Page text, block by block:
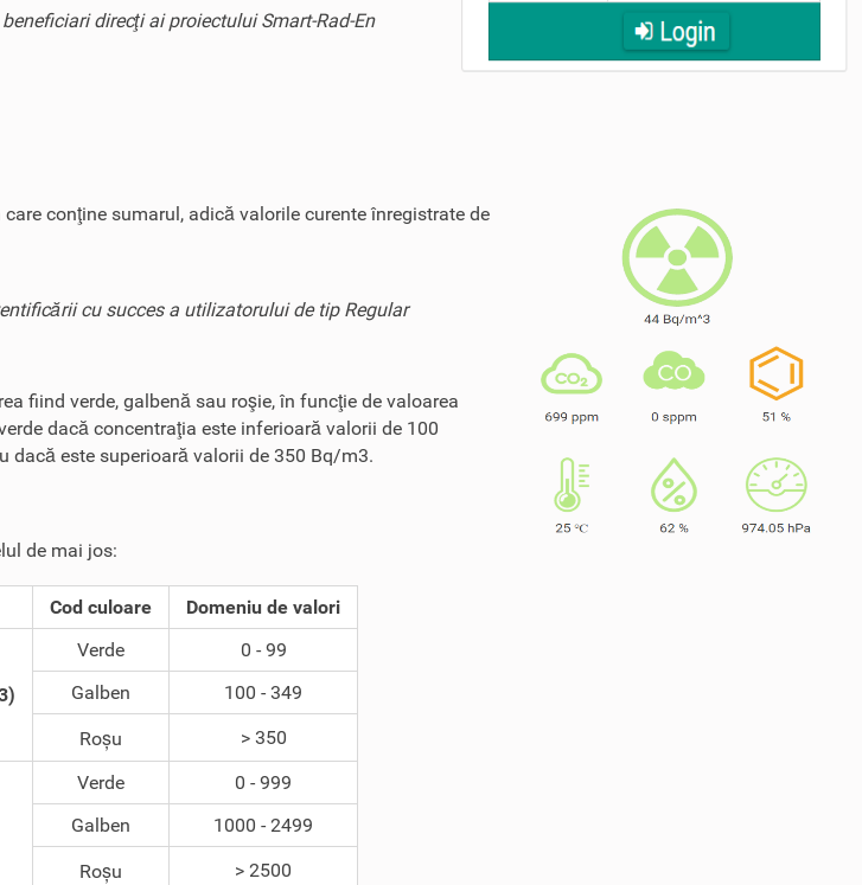
direcţi ai proiectului Smart-Rad-En
conţine sumarul, adică valorile curente înregistrate de
cu succes a utilizatorului de tip Regular
fiind verde, galbenă sau roşie, în funcţie de valoarea
dacă concentraţia este inferioară valorii de 100
dacă este superioară valorii de 350 Bq/m3.
de mai jos:
Cod culoare Domeniu de valori
Verde
0 - 99
Galben
100 - 349
Roșu > 350
Verde
0 - 999
Galben
1000 - 2499
Roșu > 2500